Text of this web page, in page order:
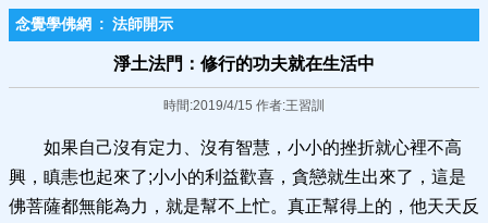
念覺學佛網 : 法師開示
淨土法門：修行的功夫就在生活中
時間:2019/4/15 作者:王習訓
如果自己沒有定力、沒有智慧，小小的挫折就心裡不高
興，瞋恚也起來了;小小的利益歡喜，貪戀就生出來了，這是
佛菩薩都無能為力，就是幫不上忙。真正幫得上的，他天天反